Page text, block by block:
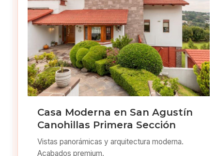
Casa Moderna en San Agustín
Canohillas Primera Sección
Vistas panorámicas y arquitectura moderna.
Acabados premium.